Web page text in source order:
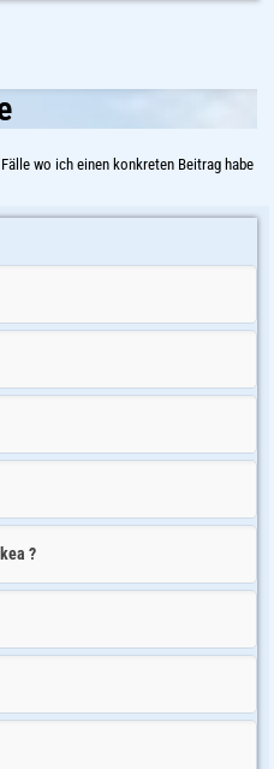
wo ich einen konkreten Beitrag habe
?